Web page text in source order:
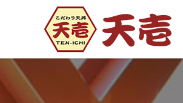
天壱はこだわり天丼専門店